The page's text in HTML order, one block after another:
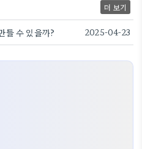
더 보기
들 수 있을까? 2025-04-23